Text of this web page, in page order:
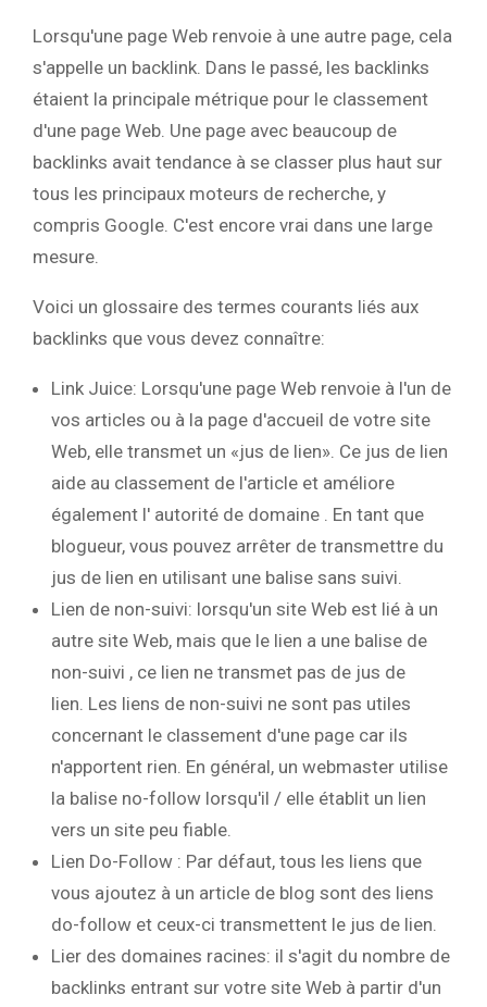
Lorsqu'une page Web renvoie à une autre page, cela
s'appelle un backlink. Dans le passé, les backlinks
étaient la principale métrique pour le classement
d'une page Web. Une page avec beaucoup de
backlinks avait tendance à se classer plus haut sur
tous les principaux moteurs de recherche, y
compris Google. C'est encore vrai dans une large
mesure.
Voici un glossaire des termes courants liés aux
backlinks que vous devez connaître:
Link Juice: Lorsqu'une page Web renvoie à l'un de
vos articles ou à la page d'accueil de votre site
Web, elle transmet un «jus de lien». Ce jus de lien
aide au classement de l'article et améliore
également l' autorité de domaine . En tant que
blogueur, vous pouvez arrêter de transmettre du
jus de lien en utilisant une balise sans suivi.
Lien de non-suivi: lorsqu'un site Web est lié à un
autre site Web, mais que le lien a une balise de
non-suivi , ce lien ne transmet pas de jus de
lien. Les liens de non-suivi ne sont pas utiles
concernant le classement d'une page car ils
n'apportent rien. En général, un webmaster utilise
la balise no-follow lorsqu'il / elle établit un lien
vers un site peu fiable.
Lien Do-Follow : Par défaut, tous les liens que
vous ajoutez à un article de blog sont des liens
do-follow et ceux-ci transmettent le jus de lien.
Lier des domaines racines: il s'agit du nombre de
backlinks entrant sur votre site Web à partir d'un